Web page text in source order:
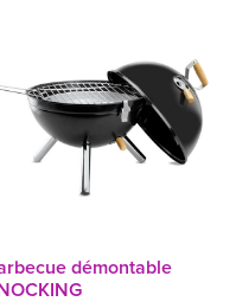
démontable